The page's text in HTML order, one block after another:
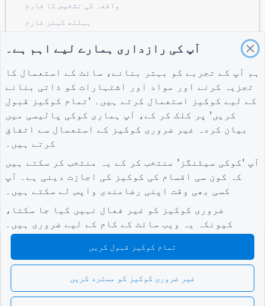
واقعہ کی تشخیص کا فارم
ہیلتھ کیئر فارم
تعمیر کے لیے پروجیکٹ کی تشخیص کا فارم
لاجسٹکس کے لیے سپلائر کی تشخیص کا فارم
یوٹیلٹیز کے لیے سروس کی درخواست کا فارم
کسٹمر مصروفیت کا فارم
امدادی مرکز
بلاگ
TIGER FORM گائیڈ
ہمارے بارے میں
ہم سے رابطہ کریں۔
شرائط
رازداری کی پالیسی
کوکی سیٹنگز
© 2026 QR Form Generator. All rights reserved.
آپ کی رازداری ہمارے لیے اہم ہے۔
ہم آپ کے تجربے کو بہتر بنانے، سائٹ کے استعمال کا
تجزیہ کرنے اور مواد اور اشتہارات کو ذاتی بنانے
کے لیے کوکیز استعمال کرتے ہیں۔ 'تمام کوکیز قبول
کریں' پر کلک کر کے، آپ ہماری کوکی پالیسی میں
بیان کردہ غیر ضروری کوکیز کے استعمال سے اتفاق
کرتے ہیں۔
آپ 'کوکی سیٹنگز' منتخب کر کے یہ منتخب کر سکتے ہیں
کہ کون سی اقسام کی کوکیز کی اجازت دینی ہے۔ آپ
کسی بھی وقت اپنی رضامندی واپس لے سکتے ہیں۔
ضروری کوکیز کو غیر فعال نہیں کیا جا سکتا،
کیونکہ یہ ویب سائٹ کے کام کے لیے ضروری ہیں۔
تمام کوکیز قبول کریں
غیر ضروری کوکیز کو مسترد کریں